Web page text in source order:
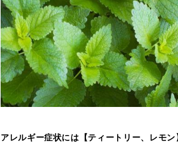
アレルギー症状には【ティートリー、レモン